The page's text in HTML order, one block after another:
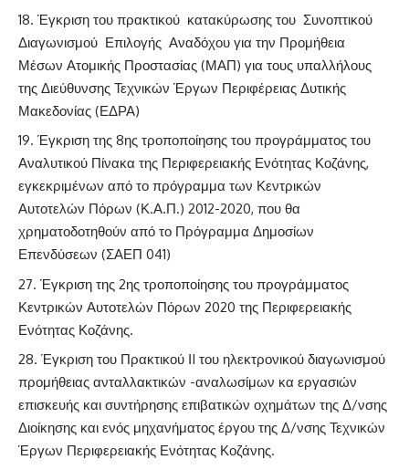
Έγκριση του πρακτικού κατακύρωσης του Συνοπτικού
Διαγωνισμού Επιλογής Αναδόχου για την Προμήθεια
Μέσων Ατομικής Προστασίας (ΜΑΠ) για τους υπαλλήλους
της Διεύθυνσης Τεχνικών Έργων Περιφέρειας Δυτικής
Μακεδονίας (ΕΔΡΑ)
Έγκριση της 8ης τροποποίησης του προγράμματος του
Αναλυτικού Πίνακα της Περιφερειακής Ενότητας Κοζάνης,
εγκεκριμένων από το πρόγραμμα των Κεντρικών
Αυτοτελών Πόρων (Κ.Α.Π.) 2012-2020, που θα
χρηματοδοτηθούν από το Πρόγραμμα Δημοσίων
Επενδύσεων (ΣΑΕΠ 041)
Έγκριση της 2ης τροποποίησης του προγράμματος
Κεντρικών Αυτοτελών Πόρων 2020 της Περιφερειακής
Ενότητας Κοζάνης.
Έγκριση του Πρακτικού ΙI του ηλεκτρονικού διαγωνισμού
προμήθειας ανταλλακτικών -αναλωσίμων κα εργασιών
επισκευής και συντήρησης επιβατικών οχημάτων της Δ/νσης
Διοίκησης και ενός μηχανήματος έργου της Δ/νσης Τεχνικών
Έργων Περιφερειακής Ενότητας Κοζάνης.